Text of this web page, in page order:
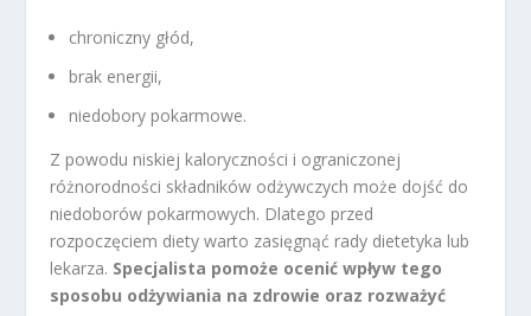
chroniczny głód,
brak energii,
niedobory pokarmowe.
Z powodu niskiej kaloryczności i ograniczonej
różnorodności składników odżywczych może dojść do
niedoborów pokarmowych. Dlatego przed
rozpoczęciem diety warto zasięgnąć rady dietetyka lub
lekarza. Specjalista pomoże ocenić wpływ tego
sposobu odżywiania na zdrowie oraz rozważyć